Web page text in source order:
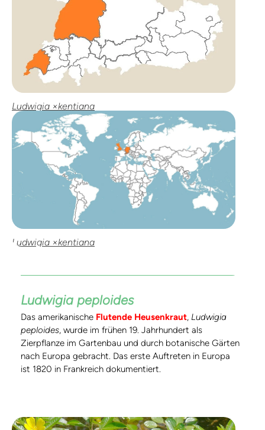
Ludwigia ×kentiana
Ludwigia ×kentiana
Ludwigia peploides
Das amerikanische Flutende Heusenkraut, Ludwigia
peploides, wurde im frühen 19. Jahrhundert als
Zierpflanze im Gartenbau und durch botanische Gärten
nach Europa gebracht. Das erste Auftreten in Europa
ist 1820 in Frankreich dokumentiert.